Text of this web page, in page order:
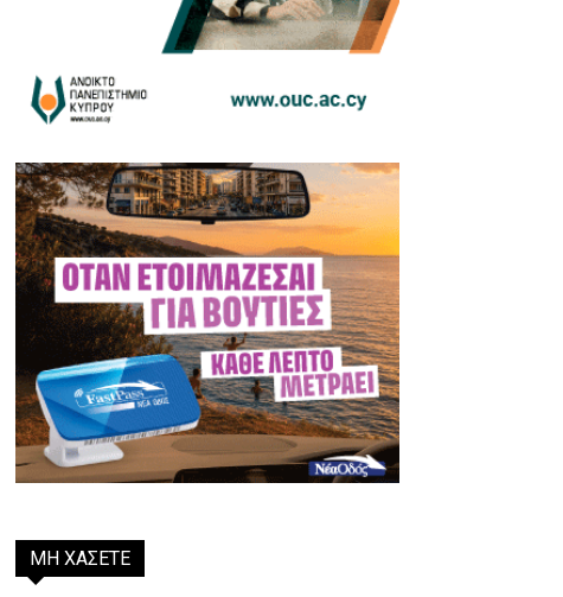
ΜΗ ΧΑΣΕΤΕ